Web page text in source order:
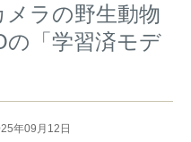
ラの野生動物
の「学習済モデ
年09月12日